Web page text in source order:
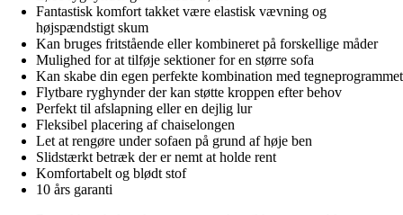
Fantastisk komfort takket være elastisk vævning og
højspændstigt skum
Kan bruges fritstående eller kombineret på forskellige måder
Mulighed for at tilføje sektioner for en større sofa
Kan skabe din egen perfekte kombination med tegneprogrammet
Flytbare ryghynder der kan støtte kroppen efter behov
Perfekt til afslapning eller en dejlig lur
Fleksibel placering af chaiselongen
Let at rengøre under sofaen på grund af høje ben
Slidstærkt betræk der er nemt at holde rent
Komfortabelt og blødt stof
10 års garanti